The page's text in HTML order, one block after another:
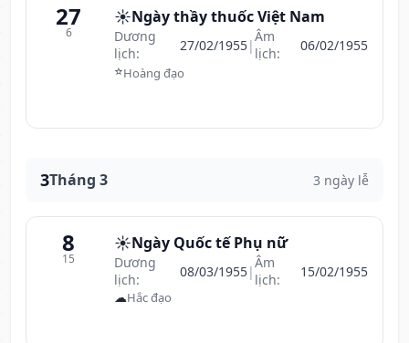
27
6
☀️Ngày thầy thuốc Việt Nam
Dương
lịch:
27/02/1955|Âm
lịch:
06/02/1955
⭐Hoàng đạo
3Tháng 3 3 ngày lễ
8
15
☀️Ngày Quốc tế Phụ nữ
Dương
lịch:
08/03/1955|Âm
lịch:
15/02/1955
☁Hắc đạo